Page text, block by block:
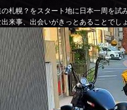
札幌？をスタート地に日本一周を試
来事、出会いがきっとあることでし